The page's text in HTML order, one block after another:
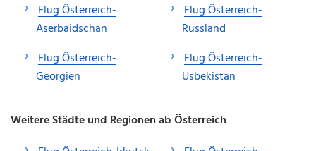
Flug Österreich-
Aserbaidschan
Flug Österreich-
Georgien
Flug Österreich-
Russland
Flug Österreich-
Usbekistan
Weitere Städte und Regionen ab Österreich